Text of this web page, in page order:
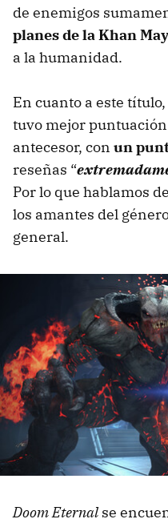
de enemigos
planes de la Khan
a la humanidad.
En cuanto a este
tuvo mejor
antecesor, con un
reseñas “
Por lo que hablamos
los amantes del
general.
Doom Eternalse